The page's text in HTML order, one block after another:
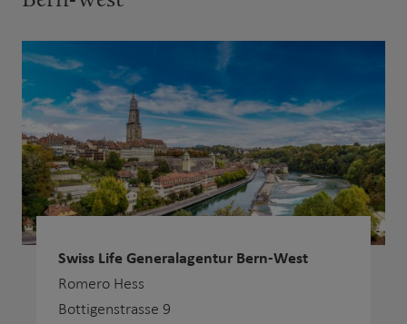
Swiss Life Generalagentur Bern-West
Romero Hess
Bottigenstrasse 9